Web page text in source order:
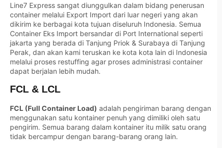
Line7 Express sangat diunggulkan dalam bidang penerusan
container melalui Export Import dari luar negeri yang akan
dikirim ke berbagai kota tujuan diseluruh Indonesia. Semua
Container Eks Import bersandar di Port International seperti
jakarta yang berada di Tanjung Priok & Surabaya di Tanjung
Perak, dan akan kami teruskan ke kota kota lain di Indonesia
melalui proses restuffing agar proses administrasi container
dapat berjalan lebih mudah.
FCL & LCL
FCL (Full Container Load) adalah pengiriman barang dengan
menggunakan satu kontainer penuh yang dimiliki oleh satu
pengirim. Semua barang dalam kontainer itu milik satu orang
tidak bercampur dengan barang-barang orang lain.